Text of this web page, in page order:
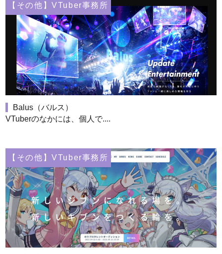
【その他】VTuber事務所
Balus（バルス）
VTuberのなかには、個人で....
【その他】VTuber事務所